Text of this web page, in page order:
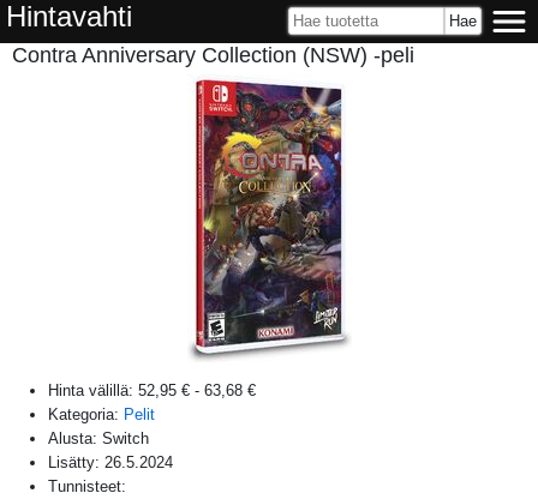
Hintavahti
Contra Anniversary Collection (NSW) -peli
Hinta välillä: 52,95 € - 63,68 €
Kategoria: Pelit
Alusta: Switch
Lisätty: 26.5.2024
Tunnisteet: